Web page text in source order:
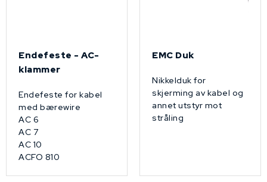
Endefeste - AC-
klammer
Endefeste for kabel
med bærewire
AC 6
AC 7
AC 10
ACFO 810
EMC Duk
Nikkelduk for
skjerming av kabel og
annet utstyr mot
stråling